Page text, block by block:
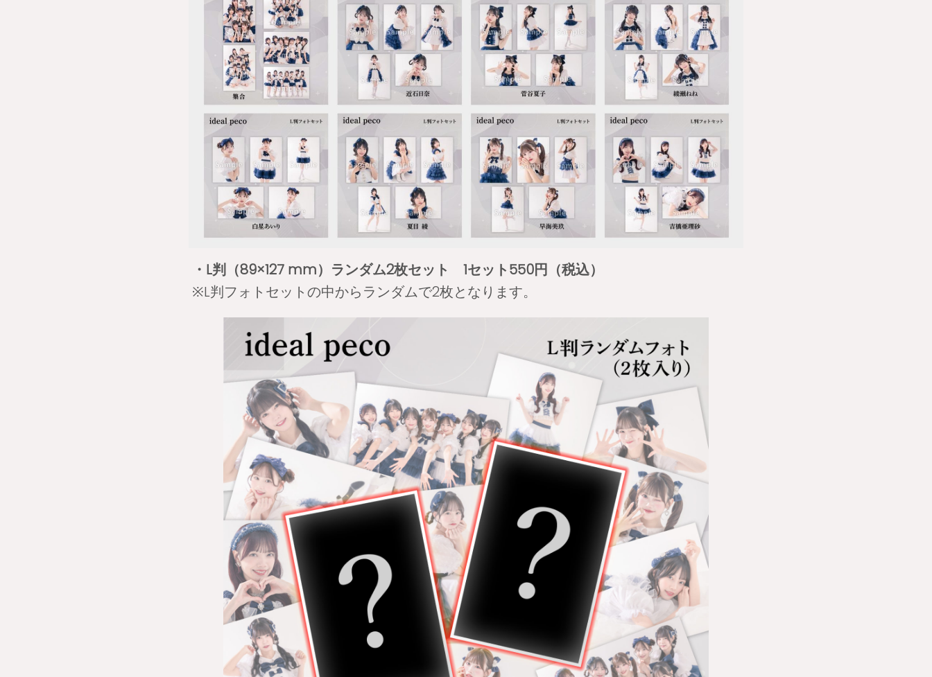
・L判（89×127 mm）ランダム2枚セット 1セット550円（税込）
※L判フォトセットの中からランダムで2枚となります。